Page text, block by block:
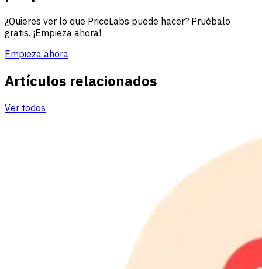
¿Quieres ver lo que PriceLabs puede hacer? Pruébalo
gratis. ¡Empieza ahora!
Empieza ahora
Artículos relacionados
Ver todos